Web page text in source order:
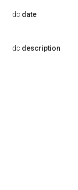
dc:date
dc:description